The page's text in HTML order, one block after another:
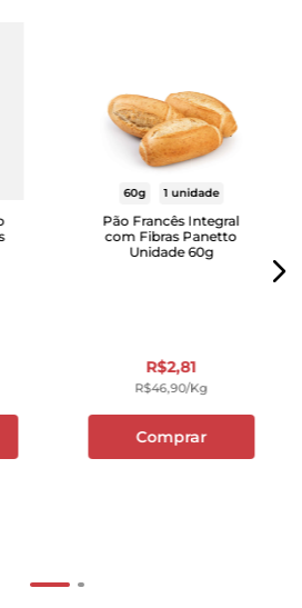
60g 1 unidade
Pão Francês Integral
com Fibras Panetto
Unidade 60g
R$2,81
R$46,90/kg
Comprar